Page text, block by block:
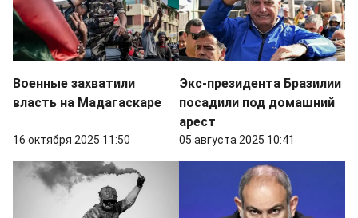
Военные захватили
власть на Мадагаскаре
16 октября 2025 11:50
Экс-президента Бразилии
посадили под домашний
арест
05 августа 2025 10:41